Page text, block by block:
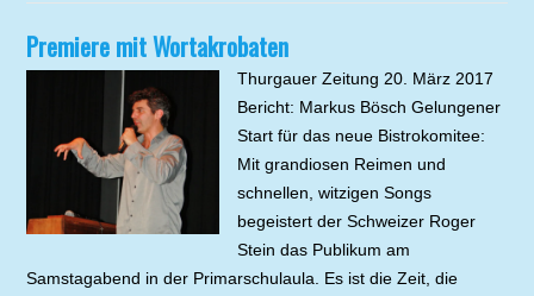
Premiere mit Wortakrobaten
Thurgauer Zeitung 20. März 2017
Bericht: Markus Bösch Gelungener
Start für das neue Bistrokomitee:
Mit grandiosen Reimen und
schnellen, witzigen Songs
begeistert der Schweizer Roger
Stein das Publikum am
Samstagabend in der Primarschulaula. Es ist die Zeit, die